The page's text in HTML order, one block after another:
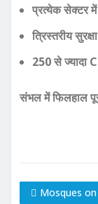
प्रत्येक सेक्टर में
त्रिस्तरीय
250 से ज्यादा
संभल में फिलहाल
Mosques